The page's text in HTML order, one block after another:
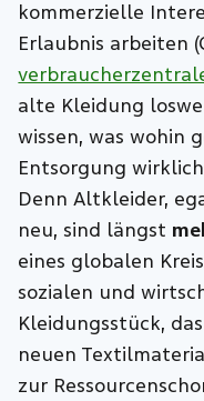
kommerzielle
Erlaubnis arbeiten
alte Kleidung
wissen, was wohin
Entsorgung
Denn Altkleider,
neu, sind längst
eines globalen
sozialen und
Kleidungsstück,
neuen
zur